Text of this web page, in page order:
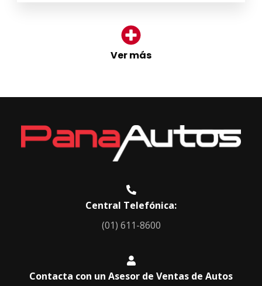
Ver más
Central Telefónica:
(01) 611-8600
Contacta con un Asesor de Ventas de Autos